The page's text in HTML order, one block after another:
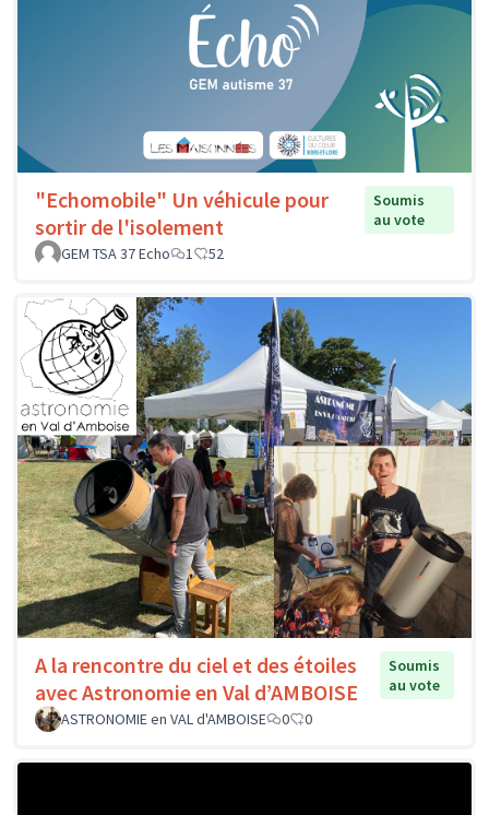
"Echomobile" Un véhicule pour
sortir de l'isolement
Soumis
au vote
GEM TSA 37 Echo
1 52
A la rencontre du ciel et des étoiles
avec Astronomie en Val d’AMBOISE
Soumis
au vote
ASTRONOMIE en VAL d'AMBOISE
0 0